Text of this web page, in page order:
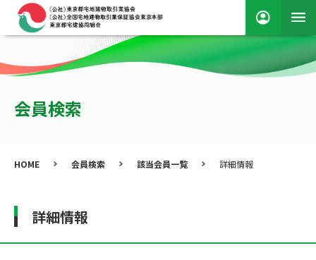
会員検索
HOME 会員検索 該当会員一覧 詳細情報
詳細情報